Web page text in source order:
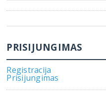
PRISIJUNGIMAS
Registracija
Prisijungimas